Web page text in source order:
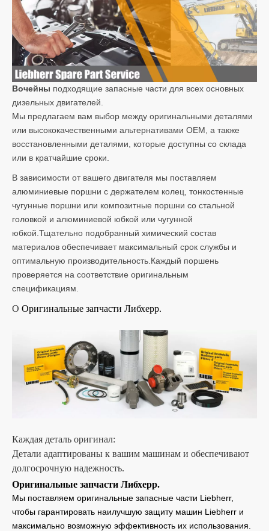
Вочейны подходящие запасные части для всех основных
дизельных двигателей.
Мы предлагаем вам выбор между оригинальными деталями
или высококачественными альтернативами OEM, а также
восстановленными деталями, которые доступны со склада
или в кратчайшие сроки.
В зависимости от вашего двигателя мы поставляем
алюминиевые поршни с держателем колец, тонкостенные
чугунные поршни или композитные поршни со стальной
головкой и алюминиевой юбкой или чугунной
юбкой.Тщательно подобранный химический состав
материалов обеспечивает максимальный срок службы и
оптимальную производительность.Каждый поршень
проверяется на соответствие оригинальным
спецификациям.
О Оригинальные запчасти Либхерр.
Каждая деталь оригинал:
Детали адаптированы к вашим машинам и обеспечивают
долгосрочную надежность.
Оригинальные запчасти Либхерр.
Мы поставляем оригинальные запасные части Liebherr,
чтобы гарантировать наилучшую защиту машин Liebherr и
максимально возможную эффективность их использования.